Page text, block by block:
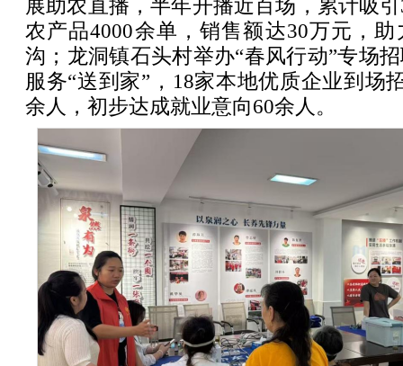
展助农直播，半年开播近百场，累计吸
农产品4000余单，销售额达30万元，
沟；龙洞镇石头村举办“春风行动”专场
服务“送到家”，18家本地优质企业到场
余人，初步达成就业意向60余人。